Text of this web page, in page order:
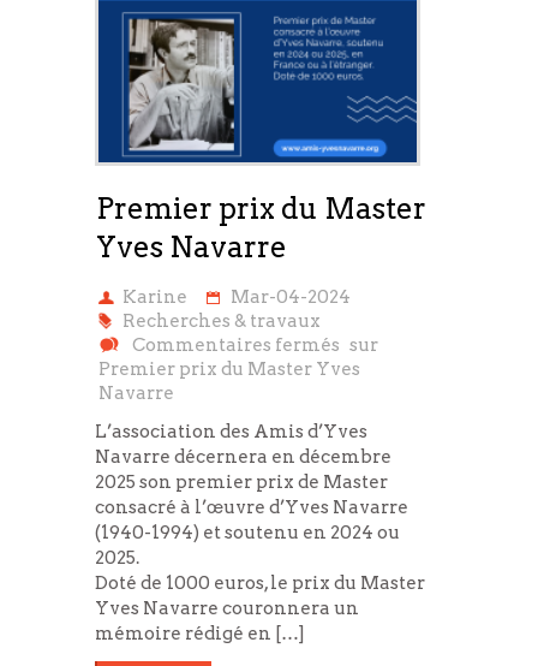
Premier prix du Master
Yves Navarre
Karine
Mar-04-2024
Recherches & travaux
Commentaires fermés sur
Premier prix du Master Yves
Navarre
L’association des Amis d’Yves
Navarre décernera en décembre
2025 son premier prix de Master
consacré à l’œuvre d’Yves Navarre
(1940-1994) et soutenu en 2024 ou
2025.
Doté de 1000 euros, le prix du Master
Yves Navarre couronnera un
mémoire rédigé en […]